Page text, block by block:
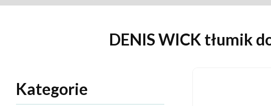
DENIS WICK tłumik
Kategorie